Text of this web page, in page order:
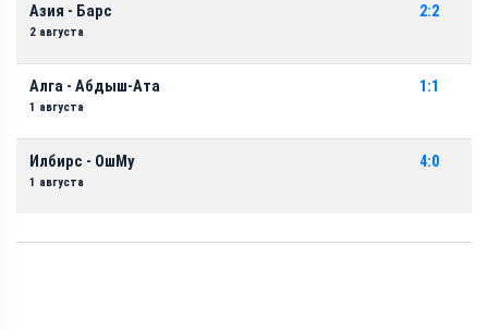
Азия - Барс
2 августа
2:2
Алга - Абдыш-Ата
1 августа
1:1
Илбирс - ОшМу
1 августа
4:0